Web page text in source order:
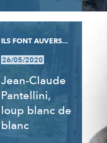
ILS FONT AUVERS...
26/05/2020
Jean-Claude
Pantellini,
loup blanc de
blanc